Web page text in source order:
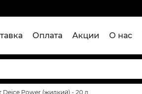
Оплата Акции О нас
Deice Power (жидкий) - 20 л